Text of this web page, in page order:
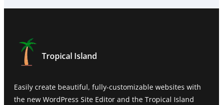
Tropical Island
Easily create beautiful, fully-customizable websites with
the new WordPress Site Editor and the Tropical Island